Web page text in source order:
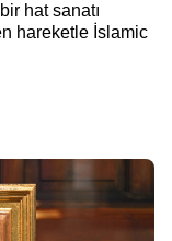
hat sanatı
hareketle İslamic